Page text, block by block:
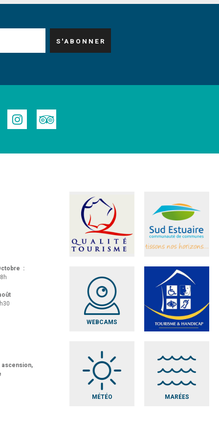
:
ascension,
WEBCAMS
MÉTÉO MARÉES